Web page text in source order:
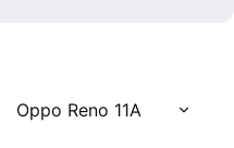
Oppo Reno 11A